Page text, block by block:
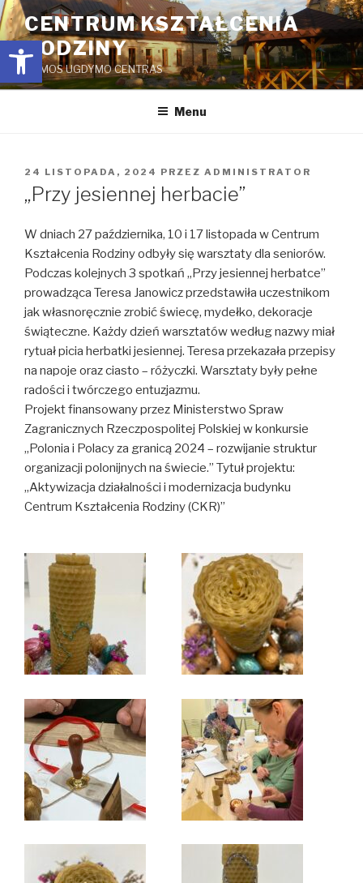
Open toolbar
Przejdź
do
treści
CENTRUM KSZTAŁCENIA
RODZINY
ŠEIMOS UGDYMO CENTRAS
Menu
OPUBLIKOWANE
W
24 LISTOPADA, 2024 PRZEZ ADMINISTRATOR
„Przy jesiennej herbacie”
W dniach 27 października, 10 i 17 listopada w Centrum
Kształcenia Rodziny odbyły się warsztaty dla seniorów.
Podczas kolejnych 3 spotkań „Przy jesiennej herbatce”
prowadząca Teresa Janowicz przedstawiła uczestnikom
jak własnoręcznie zrobić świecę, mydełko, dekoracje
świąteczne. Każdy dzień warsztatów według nazwy miał
rytuał picia herbatki jesiennej. Teresa przekazała przepisy
na napoje oraz ciasto – różyczki. Warsztaty były pełne
radości i twórczego entuzjazmu.
Projekt finansowany przez Ministerstwo Spraw
Zagranicznych Rzeczpospolitej Polskiej w konkursie
„Polonia i Polacy za granicą 2024 – rozwijanie struktur
organizacji polonijnych na świecie.” Tytuł projektu:
„Aktywizacja działalności i modernizacja budynku
Centrum Kształcenia Rodziny (CKR)”